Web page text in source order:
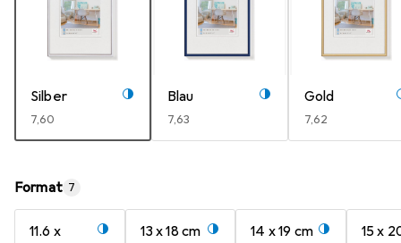
Silber
EUR
7,60
Blau
EUR
7,63
Gold
EUR
7,62
Format 7
11.6 x
13 x 18 cm 14 x 19 cm 15 x